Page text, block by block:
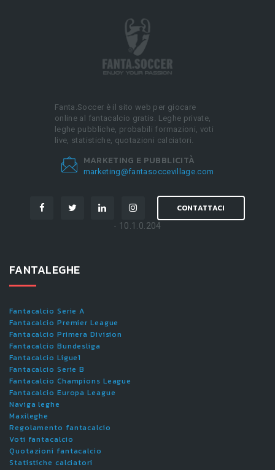
Fanta.Soccer è il sito web per giocare
online al fantacalcio gratis. Leghe private,
leghe pubbliche, probabili formazioni, voti
live, statistiche, quotazioni calciatori.
MARKETING E PUBBLICITÀ
marketing@fantasoccevillage.com
CONTATTACI
- 10.1.0.204
FANTALEGHE
Fantacalcio Serie A
Fantacalcio Premier League
Fantacalcio Primera Division
Fantacalcio Bundesliga
Fantacalcio Ligue1
Fantacalcio Serie B
Fantacalcio Champions League
Fantacalcio Europa League
Naviga leghe
Maxileghe
Regolamento fantacalcio
Voti fantacalcio
Quotazioni fantacalcio
Statistiche calciatori